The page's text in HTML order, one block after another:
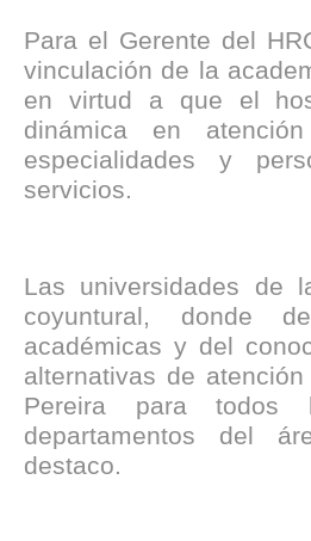
Para el Gerente del
vinculación de la
en virtud a que el
dinámica en
especialidades y
servicios.
Las universidades de
coyuntural, donde
académicas y del
alternativas de
Pereira para
departamentos del
destaco.